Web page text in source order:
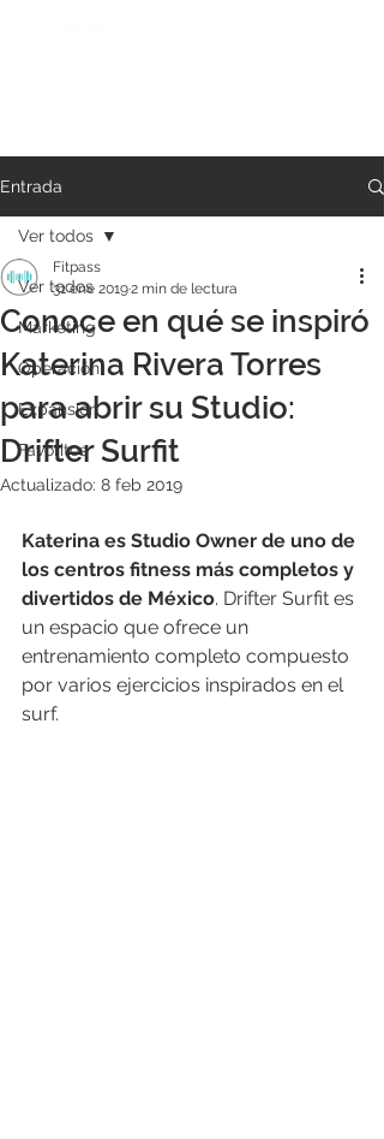
Entrada
Ver todos
Marketing
Operación
Expansión
Favoritos
Ver todos
Conoce en qué se inspiró
Katerina Rivera Torres
para abrir su Studio:
Drifter Surfit
Fitpass
31 ene 20192 min de lectura
Actualizado: 8 feb 2019
Katerina es Studio Owner de uno de
los centros fitness más completos y
divertidos de México. Drifter Surfit es
un espacio que ofrece un
entrenamiento completo compuesto
por varios ejercicios inspirados en el
surf.